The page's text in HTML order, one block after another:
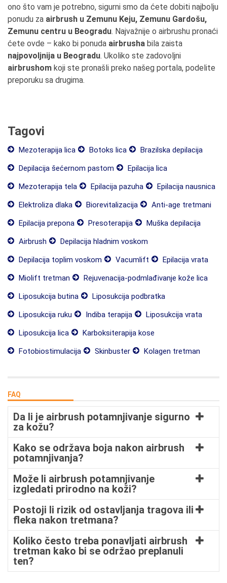
ono što vam je potrebno, sigurni smo da ćete dobiti najbolju
ponudu za airbrush u Zemunu Keju, Zemunu Gardošu,
Zemunu centru u Beogradu. Najvažnije o airbrushu pronaći
ćete ovde – kako bi ponuda airbrusha bila zaista
najpovoljnija u Beogradu. Ukoliko ste zadovoljni
airbrushom koji ste pronašli preko našeg portala, podelite
preporuku sa drugima.
Tagovi
Mezoterapija lica Botoks lica
Brazilska depilacija
Depilacija šećernom pastom
Epilacija lica
Mezoterapija tela
Epilacija pazuha
Epilacija nausnica
Elektroliza dlaka
Biorevitalizacija
Anti-age tretmani
Epilacija prepona
Presoterapija
Muška depilacija
Airbrush
Depilacija hladnim voskom
Depilacija toplim voskom
Vacumlift
Epilacija vrata
Miolift tretman
Rejuvenacija-podmlađivanje kože lica
Liposukcija butina
Liposukcija podbratka
Liposukcija ruku
Indiba terapija
Liposukcija vrata
Liposukcija lica
Karboksiterapija kose
Fotobiostimulacija
Skinbuster Kolagen tretman
FAQ
Da li je airbrush potamnjivanje sigurno
za kožu?
Kako se održava boja nakon airbrush
potamnjivanja?
Može li airbrush potamnjivanje
izgledati prirodno na koži?
Postoji li rizik od ostavljanja tragova ili
fleka nakon tretmana?
Koliko često treba ponavljati airbrush
tretman kako bi se održao preplanuli
ten?